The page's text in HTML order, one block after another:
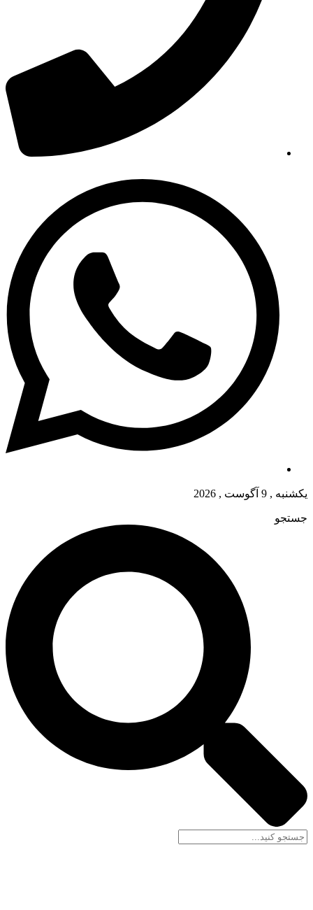
یکشنبه , 9 آگوست , 2026
جستجو